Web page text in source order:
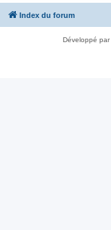
Index du forum
Développé par